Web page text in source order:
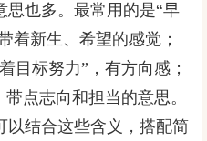
思也多。最常用的是“早
着新生、希望的感觉；
目标努力”，有方向感；
点志向和担当的意思。
以结合这些含义，搭配简